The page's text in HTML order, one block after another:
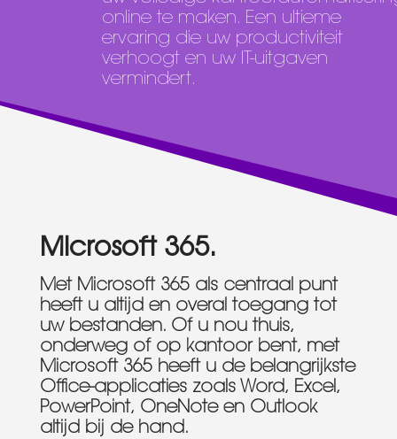
online te maken. Een ultieme
ervaring die uw productiviteit
verhoogt en uw IT-uitgaven
vermindert.
Microsoft 365.
Met Microsoft 365 als centraal punt
heeft u altijd en overal toegang tot
uw bestanden. Of u nou thuis,
onderweg of op kantoor bent, met
Microsoft 365 heeft u de belangrijkste
Office-applicaties zoals Word, Excel,
PowerPoint, OneNote en Outlook
altijd bij de hand.